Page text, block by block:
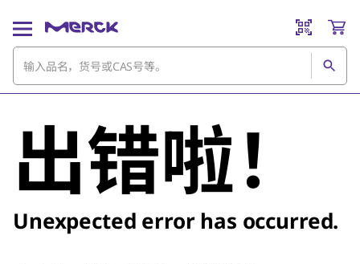
出错啦！
Unexpected error has occurred.